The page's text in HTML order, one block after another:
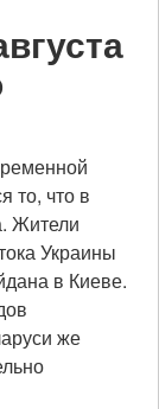
то, что в
Жители
Украины
в Киеве.
же